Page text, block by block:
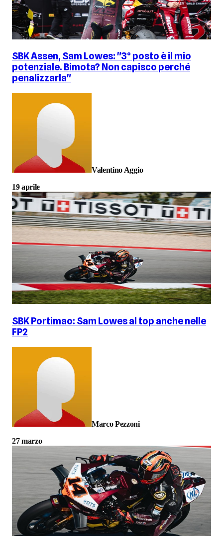
SBK Assen, Sam Lowes: "3° posto è il mio
potenziale. Bimota? Non capisco perché
penalizzarla"
Valentino Aggio
19 aprile
SBK Portimao: Sam Lowes al top anche nelle
FP2
Marco Pezzoni
27 marzo